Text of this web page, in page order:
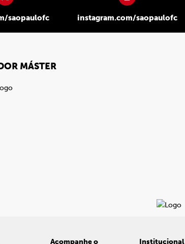
saopaulofc instagram.com/saopaulofc
MÁSTER
Acompanhe o Institucional